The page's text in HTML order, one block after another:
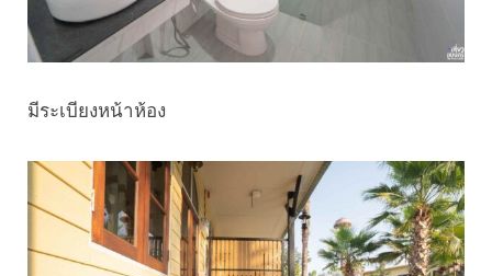
มีระเบียงหน้าห้อง